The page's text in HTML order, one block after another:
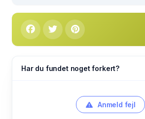
Har du fundet noget forkert?
Anmeld fejl